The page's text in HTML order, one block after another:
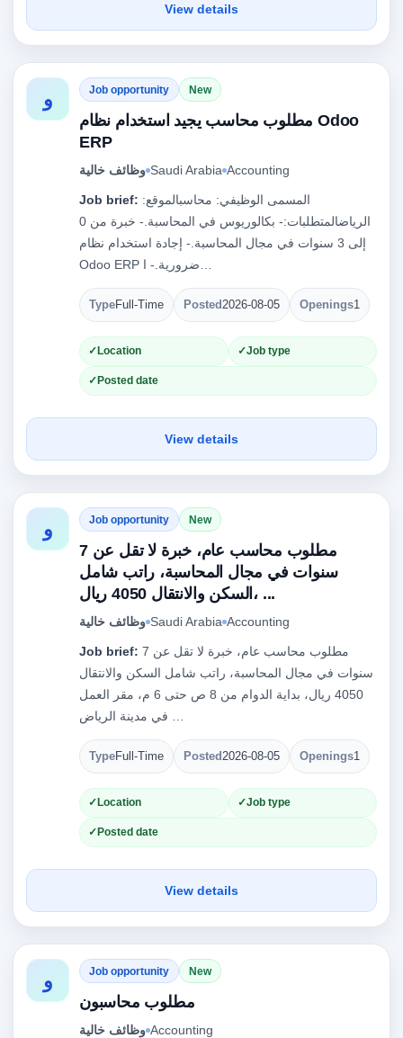
View details
و Job opportunity New
مطلوب محاسب يجيد استخدام نظام Odoo
ERP
وظائف خالية Saudi Arabia Accounting
Job brief:
الرياضالمتطلبات:- بكالوريوس في المحاسبة.- خبرة من 0
إلى 3 سنوات في مجال المحاسبة.- إجادة استخدام نظام
TypeFull-Time Posted2026-08-05 Openings1
Location Job type
Posted date
View details
و Job opportunity New
مطلوب محاسب عام، خبرة لا تقل عن 7
سنوات في مجال المحاسبة، راتب شامل
السكن والانتقال 4050 ريال، ...
وظائف خالية Saudi Arabia Accounting
Job brief:
سنوات في مجال المحاسبة، راتب شامل السكن والانتقال
4050 ريال، بداية الدوام من 8 ص حتى 6 م، مقر العمل
TypeFull-Time Posted2026-08-05 Openings1
Location Job type
Posted date
View details
و Job opportunity New
مطلوب محاسبون
وظائف خالية Accounting